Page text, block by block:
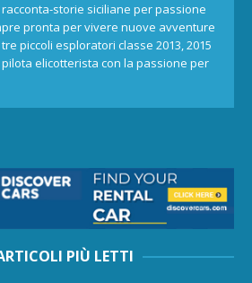
storie siciliane per passione
pronta per vivere nuove avventure
piccoli esploratori classe 2013, 2015
pilota elicotterista con la passione per
PIÙ LETTI